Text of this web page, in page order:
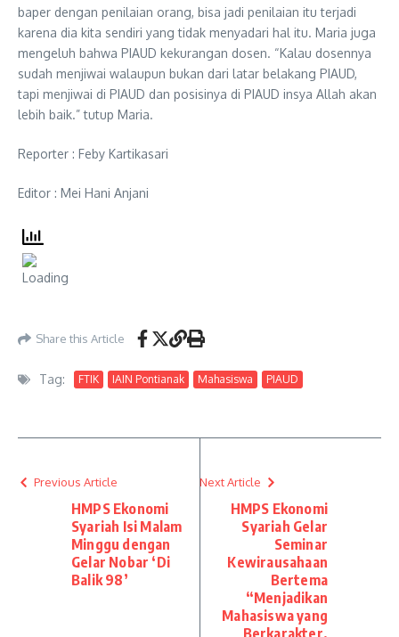
baper dengan penilaian orang, bisa jadi penilaian itu terjadi
karena dia kita sendiri yang tidak menyadari hal itu. Maria juga
mengeluh bahwa PIAUD kekurangan dosen. “Kalau dosennya
sudah menjiwai walaupun bukan dari latar belakang PIAUD,
tapi menjiwai di PIAUD dan posisinya di PIAUD insya Allah akan
lebih baik.” tutup Maria.
Reporter : Feby Kartikasari
Editor : Mei Hani Anjani
Share this Article
Tag: FTIK IAIN Pontianak Mahasiswa PIAUD
Previous Article
HMPS Ekonomi
Syariah Isi Malam
Minggu dengan
Gelar Nobar ‘Di
Balik 98’
Next Article
HMPS Ekonomi
Syariah Gelar
Seminar
Kewirausahaan
Bertema
“Menjadikan
Mahasiswa yang
Berkarakter,